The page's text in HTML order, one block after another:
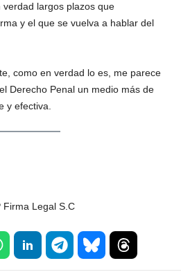
largos plazos que
y el que se vuelva a hablar del
como en verdad lo es, me parece
Derecho Penal un medio más de
y efectiva.
Firma Legal S.C